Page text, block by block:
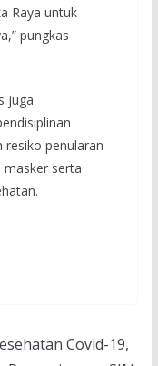
Raya untuk
pungkas
juga
penularan
masker serta
Covid-19,